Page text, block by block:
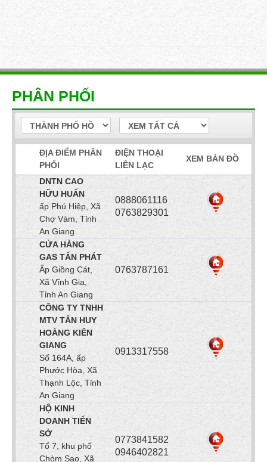
chủ » Phân phối
PHÂN PHỐI
ĐỊA ĐIỂM PHÂN
PHỐI
ĐIỆN THOẠI
LIÊN LẠC
XEM BẢN ĐỒ
DNTN CAO
HỮU HUẤN
ấp Phú Hiệp, Xã
Chợ Vàm, Tỉnh
An Giang
0888061116
0763829301
CỬA HÀNG
GAS TẤN PHÁT
Ấp Giồng Cát,
Xã Vĩnh Gia,
Tỉnh An Giang
0763787161
CÔNG TY TNHH
MTV TẤN HUY
HOÀNG KIÊN
GIANG
Số 164A, ấp
Phước Hòa, Xã
Thạnh Lộc, Tỉnh
An Giang
0913317558
HỘ KINH
DOANH TIẾN
SỞ
Tổ 7, khu phố
Chòm Sao, Xã
0773841582
0946402821